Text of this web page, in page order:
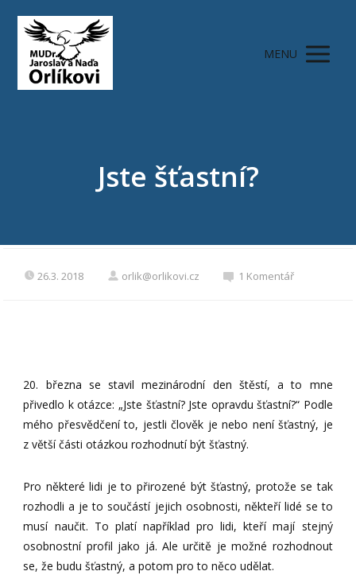
MENU
Jste šťastní?
26.3. 2018 orlik@orlikovi.cz 1 Komentář
20. března se stavil mezinárodní den štěstí, a to mne
přivedlo k otázce: „Jste šťastní? Jste opravdu šťastní?“ Podle
mého přesvědčení to, jestli člověk je nebo není šťastný, je
z větší části otázkou rozhodnutí být šťastný.
Pro některé lidi je to přirozené být šťastný, protože se tak
rozhodli a je to součástí jejich osobnosti, někteří lidé se to
musí naučit. To platí například pro lidi, kteří mají stejný
osobnostní profil jako já. Ale určitě je možné rozhodnout
se, že budu šťastný, a potom pro to něco udělat.